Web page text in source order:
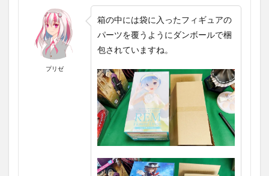
プリゼ
箱の中には袋に入ったフィギュアの
パーツを覆うようにダンボールで梱
包されていますね。